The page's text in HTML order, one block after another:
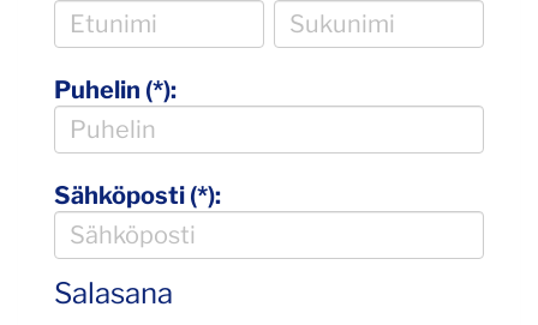
Puhelin (*):
Sähköposti (*):
Salasana